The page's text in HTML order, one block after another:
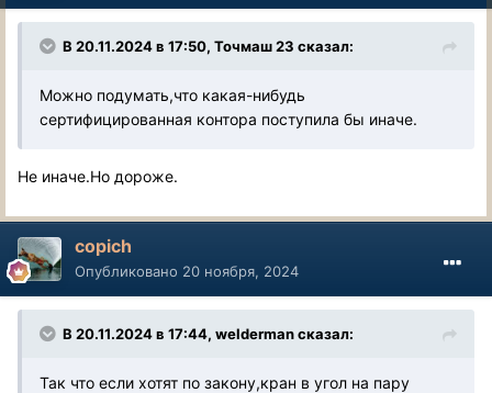
В 20.11.2024 в 17:50, Точмаш 23 сказал:
Можно подумать,что какая-нибудь
сертифицированная контора поступила бы иначе.
Не иначе.Но дороже.
copich
Опубликовано 20 ноября, 2024
В 20.11.2024 в 17:44, weldermanсказал:
Так что если хотят по закону,кран в угол на пару